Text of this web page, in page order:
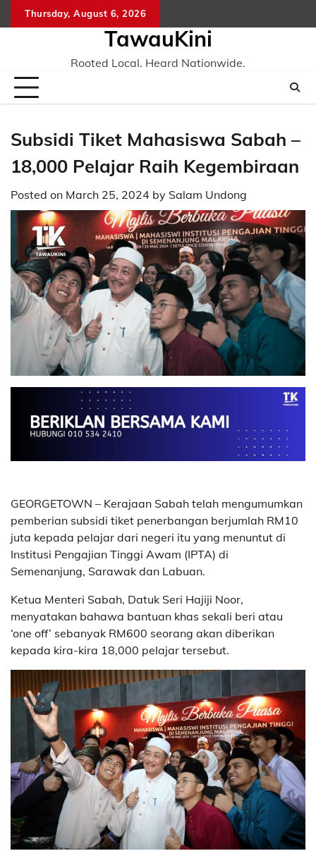
to
Thursday, August 6, 2026
TawauKini
Rooted Local. Heard Nationwide.
Subsidi Tiket Mahasiswa Sabah –
18,000 Pelajar Raih Kegembiraan
Posted on March 25, 2024 by Salam Undong
GEORGETOWN – Kerajaan Sabah telah mengumumkan
pemberian subsidi tiket penerbangan berjumlah RM10
juta kepada pelajar dari negeri itu yang menuntut di
Institusi Pengajian Tinggi Awam (IPTA) di
Semenanjung, Sarawak dan Labuan.
Ketua Menteri Sabah, Datuk Seri Hajiji Noor,
menyatakan bahawa bantuan khas sekali beri atau
‘one off’ sebanyak RM600 seorang akan diberikan
kepada kira-kira 18,000 pelajar tersebut.